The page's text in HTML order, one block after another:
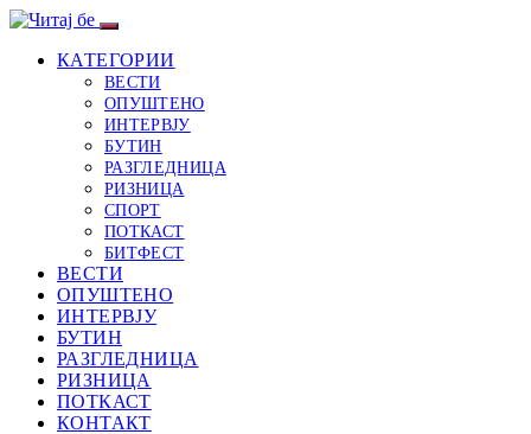
КАТЕГОРИИ
ВЕСТИ
ОПУШТЕНО
ИНТЕРВЈУ
БУТИН
РАЗГЛЕДНИЦА
РИЗНИЦА
СПОРТ
ПОТКАСТ
БИТФЕСТ
ВЕСТИ
ОПУШТЕНО
ИНТЕРВЈУ
БУТИН
РАЗГЛЕДНИЦА
РИЗНИЦА
ПОТКАСТ
КОНТАКТ